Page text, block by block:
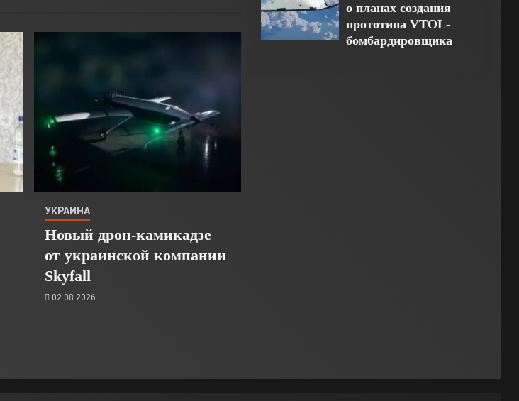
УКРАИНА
Новый дрон-камикадзе
от украинской компании
Skyfall
02.08.2026
о планах создания
прототипа VTOL-
бомбардировщика